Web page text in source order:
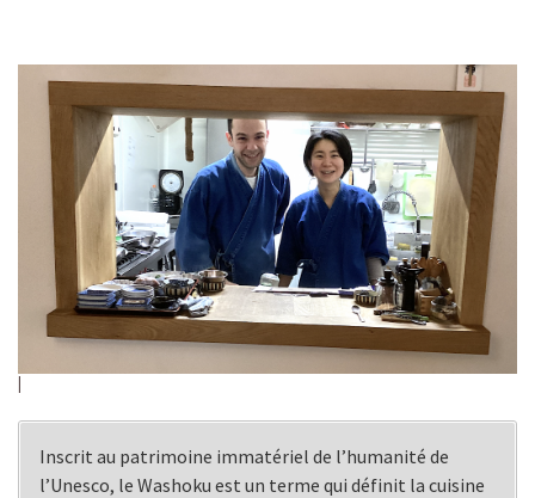
Inscrit au patrimoine immatériel de l’humanité de
l’Unesco, le Washoku est un terme qui définit la cuisine